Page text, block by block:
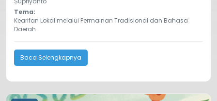
Tema:
Kearifan Lokal melalui Permainan Tradisional dan Bahasa
Daerah
Baca Selengkapnya